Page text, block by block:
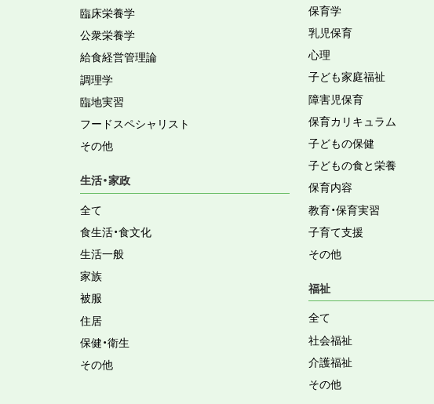
臨床栄養学
公衆栄養学
給食経営管理論
調理学
臨地実習
フードスペシャリスト
その他
生活・家政
全て
食生活・食文化
生活一般
家族
被服
住居
保健・衛生
その他
保育学
乳児保育
心理
子ども家庭福祉
障害児保育
保育カリキュラム
子どもの保健
子どもの食と栄養
保育内容
教育・保育実習
子育て支援
その他
福祉
全て
社会福祉
介護福祉
その他